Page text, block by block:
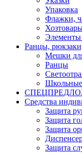
Упаковка
Флажки,
Элементы
Ранцы,
Мешки
Ранцы
Средства
Защита
Защита
Защита
Защита